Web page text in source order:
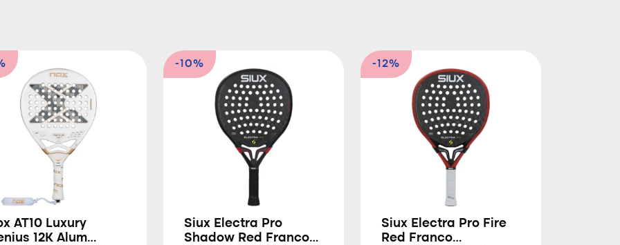
AT10 Luxury
12K Alum
-10%
Siux Electra Pro
Shadow Red Franco
-12%
Siux Electra Pro Fire
Red Franco